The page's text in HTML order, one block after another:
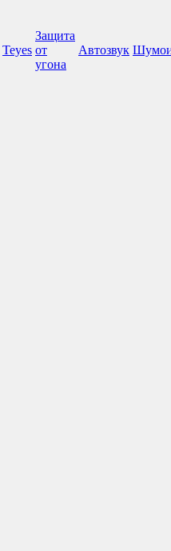
Teyes
Защита
от
угона
Автозвук